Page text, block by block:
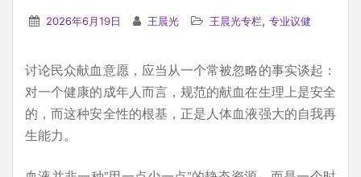
2026年6月19日 王晨光 王晨光专栏, 专业议健
讨论民众献血意愿，应当从一个常被忽略的事实谈起：
对一个健康的成年人而言，规范的献血在生理上是安全
的，而这种安全性的根基，正是人体血液强大的自我再
生能力。